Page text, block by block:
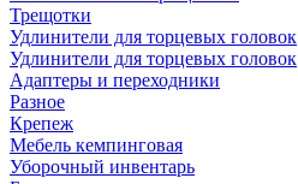
Трещотки
Удлинители для торцевых головок
Удлинители для торцевых головок
Адаптеры и переходники
Разное
Крепеж
Мебель кемпинговая
Уборочный инвентарь